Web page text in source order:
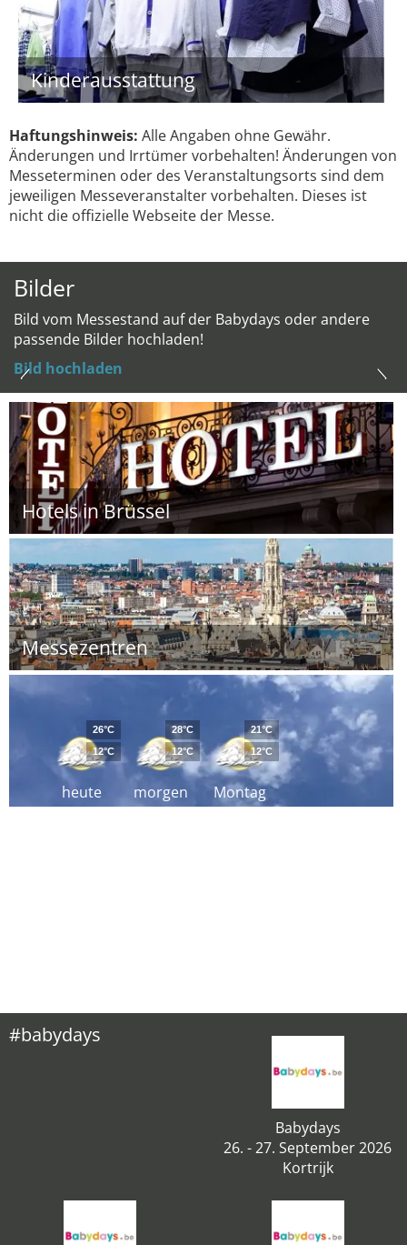
Kinderausstattung
Haftungshinweis: Alle Angaben ohne Gewähr.
Änderungen und Irrtümer vorbehalten! Änderungen von
Messeterminen oder des Veranstaltungsorts sind dem
jeweiligen Messeveranstalter vorbehalten. Dieses ist
nicht die offizielle Webseite der Messe.
Bilder
Bild vom Messestand auf der Babydays oder andere
passende Bilder hochladen!
Bild hochladen
Hotels in Brüssel
Messezentren
heute
26°C
12°C
morgen
28°C
12°C
Montag
21°C
12°C
#babydays
Babydays
26. - 27. September 2026
Kortrijk